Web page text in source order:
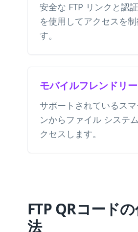
安全な FTP リンクと認
を使用してアクセスを制
す。
モバイルフレンドリー
サポートされているス
ンからファイル システ
クセスします。
FTP QRコード
法